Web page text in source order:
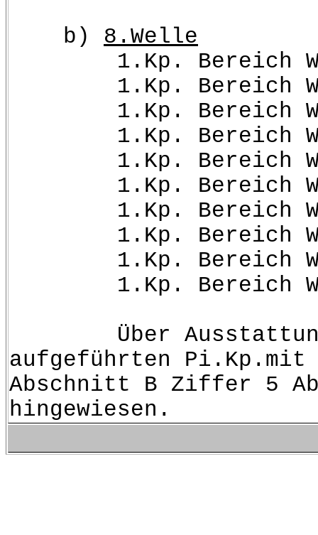
b) 8.Welle
1.Kp. Bereich
1.Kp. Bereich
1.Kp. Bereich
1.Kp. Bereich
1.Kp. Bereich
1.Kp. Bereich
1.Kp. Bereich
1.Kp. Bereich
1.Kp. Bereich
1.Kp. Bereich
Über Ausstattung
aufgeführten Pi.Kp.mit
Abschnitt B Ziffer 5
hingewiesen.